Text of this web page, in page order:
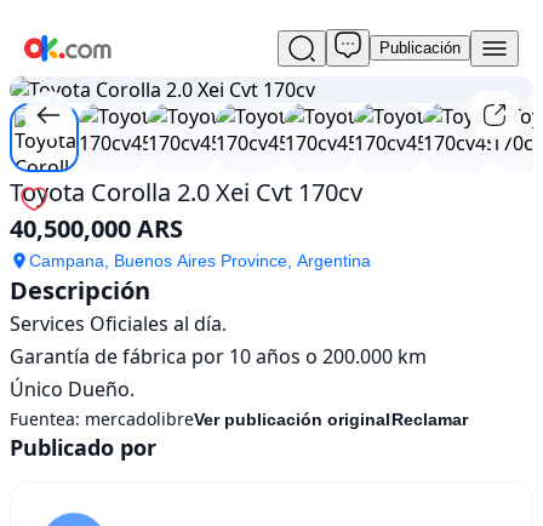
Usado
Toyota
Corolla
2.0
Xei
Cvt
170cv
En
venta
40,500,000
ARS
Publicación
1/10
Toyota Corolla 2.0 Xei Cvt 170cv
40,500,000 ARS
Campana, Buenos Aires Province, Argentina
Descripción
Services Oficiales al día.
Garantía de fábrica por 10 años o 200.000 km
Único Dueño.
Fuentea: mercadolibreVer publicación originalReclamar
Publicado por